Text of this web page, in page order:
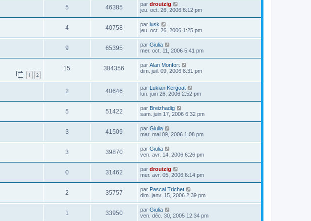
5 46385 par drouizig
jeu. oct. 26, 2006 8:12 pm
4 40758 par lusk
jeu. oct. 26, 2006 1:25 pm
9 65395 par Giulia
mer. oct. 11, 2006 5:41 pm
1 2
15 384356 par Alan Monfort
dim. juil. 09, 2006 8:31 pm
2 40646 par Lukian Kergoat
lun. juin 26, 2006 2:52 pm
5 51422 par Breizhadig
sam. juin 17, 2006 6:32 pm
3 41509 par Giulia
mar. mai 09, 2006 1:08 pm
3 39870 par Giulia
ven. avr. 14, 2006 6:26 pm
0 31462 par drouizig
mer. avr. 05, 2006 6:14 pm
2 35757 par Pascal Trichet
dim. janv. 15, 2006 2:39 pm
1 33950 par Giulia
ven. déc. 30, 2005 12:34 pm